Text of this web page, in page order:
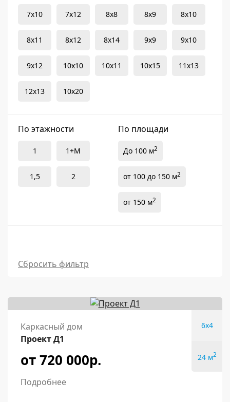
7x10 7x12 8x8 8x9 8x10
8x11 8x12 8x14 9x9 9x10
9x12 10x10 10x11 10x15 11x13
12х13 10x20
По этажности
1 1+М
1,5 2
По площади
До 100 м2
от 100 до 150 м2
от 150 м2
Сбросить фильтр
Каркасный дом
Проект Д1
от 720 000р.
Подробнее
6x4
24 м2